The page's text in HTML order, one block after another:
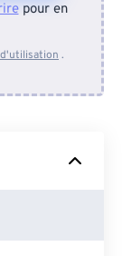
pour en
.